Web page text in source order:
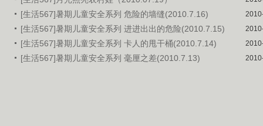
[生活567]暑期儿童安全系列 危险的墙缝(2010.7.16)
[生活567]暑期儿童安全系列 进进出出的危险(2010.7.15)
[生活567]暑期儿童安全系列 卡人的甩干桶(2010.7.14)
[生活567]暑期儿童安全系列 毫厘之差(2010.7.13)